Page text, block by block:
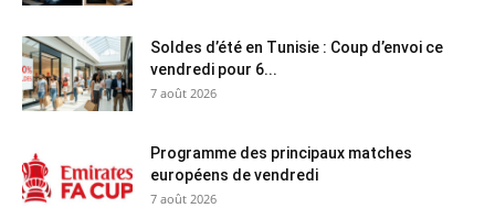
Soldes d’été en Tunisie : Coup d’envoi ce
vendredi pour 6...
7 août 2026
Programme des principaux matches
européens de vendredi
7 août 2026